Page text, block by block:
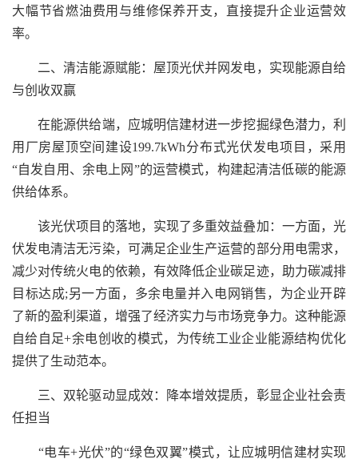
大幅节省燃油费用与维修保养开支，直接提升企业运营效
率。
二、清洁能源赋能：屋顶光伏并网发电，实现能源自给
与创收双赢
在能源供给端，应城明信建材进一步挖掘绿色潜力，利
用厂房屋顶空间建设199.7kWh分布式光伏发电项目，采用
“自发自用、余电上网”的运营模式，构建起清洁低碳的能源
供给体系。
该光伏项目的落地，实现了多重效益叠加：一方面，光
伏发电清洁无污染，可满足企业生产运营的部分用电需求，
减少对传统火电的依赖，有效降低企业碳足迹，助力碳减排
目标达成;另一方面，多余电量并入电网销售，为企业开辟
了新的盈利渠道，增强了经济实力与市场竞争力。这种能源
自给自足+余电创收的模式，为传统工业企业能源结构优化
提供了生动范本。
三、双轮驱动显成效：降本增效提质，彰显企业社会责
任担当
“电车+光伏”的“绿色双翼”模式，让应城明信建材实现